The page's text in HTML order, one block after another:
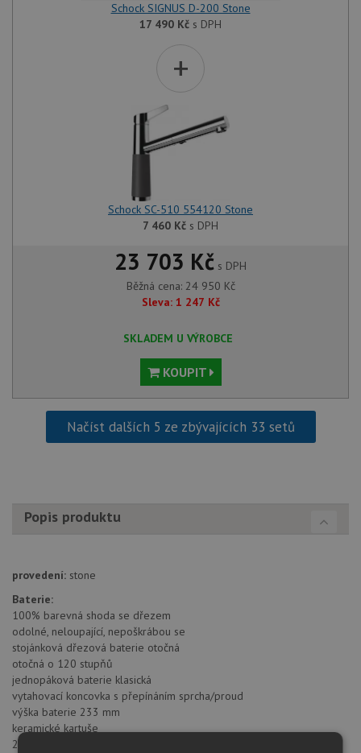
Schock SIGNUS D-200 Stone
17 490 Kč s DPH
+
Schock SC-510 554120 Stone
7 460 Kč s DPH
23 703 Kč s DPH
Běžná cena: 24 950 Kč
Sleva: 1 247 Kč
SKLADEM U VÝROBCE
KOUPIT
Načíst dalších 5 ze zbývajících 33 setů
Popis produktu
provedení: stone
Baterie:
100% barevná shoda se dřezem
odolné, neloupající, nepoškrábou se
stojánková dřezová baterie otočná
otočná o 120 stupňů
jednopáková baterie klasická
vytahovací koncovka s přepínáním sprcha/proud
výška baterie 233 mm
keramické kartuše
2 pružné propojovací hadice o délce 450 mm